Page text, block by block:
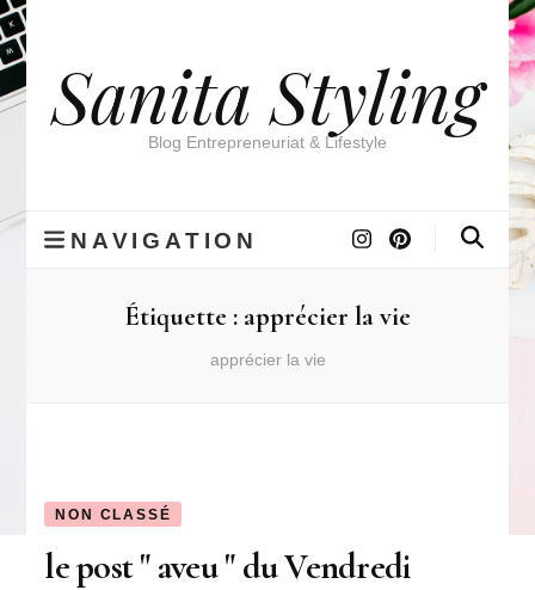
Sanita Styling
Blog Entrepreneuriat & Lifestyle
NAVIGATION
Étiquette : apprécier la vie
apprécier la vie
NON CLASSÉ
le post " aveu " du Vendredi